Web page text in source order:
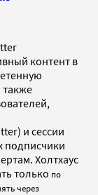
контент в
также
и сессии
подписчики
Холтхаус
только по
через